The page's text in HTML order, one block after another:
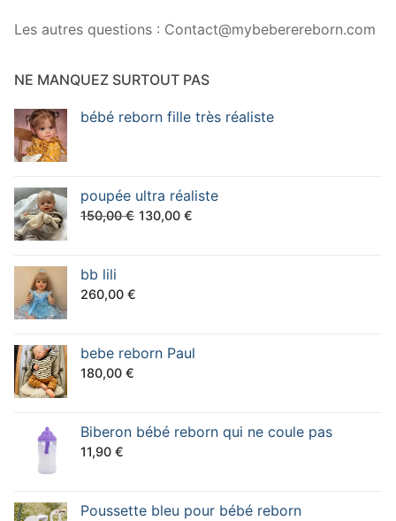
Les autres questions : Contact@mybeberereborn.com
NE MANQUEZ SURTOUT PAS
bébé reborn fille très réaliste
poupée ultra réaliste
150,00€ Le
130,00 €
bb lili
260,00 €
bebe reborn Paul
180,00 €
Biberon bébé reborn qui ne coule pas
11,90 €
Poussette bleu pour bébé reborn